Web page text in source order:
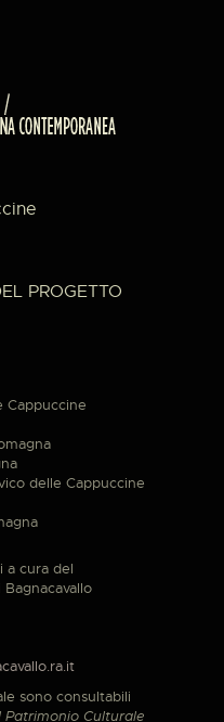
PROGETTO
Cappuccine
delle Cappuccine
a cura del
sono consultabili
Patrimonio Culturale